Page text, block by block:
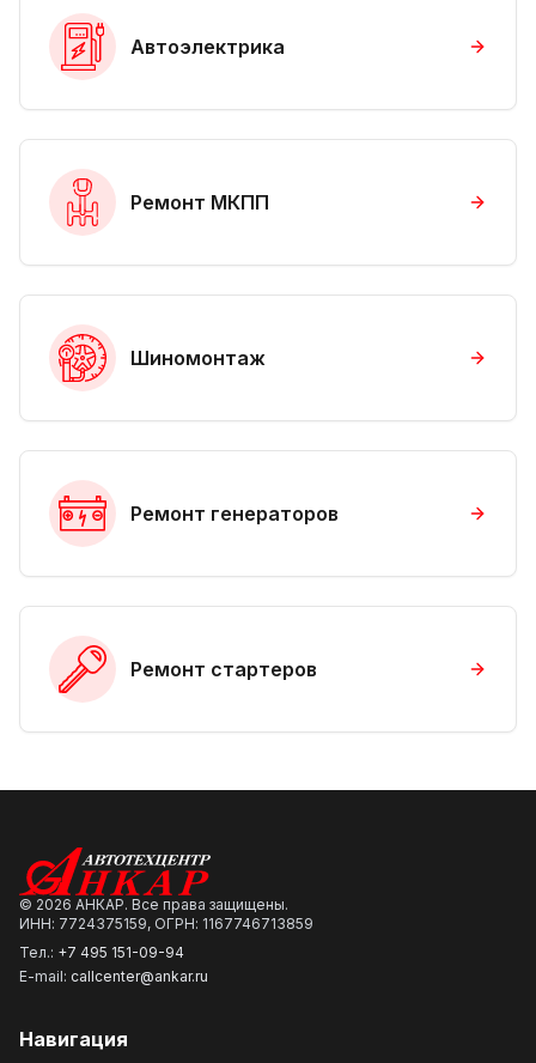
Автоэлектрика
Ремонт МКПП
Шиномонтаж
Ремонт генераторов
Ремонт стартеров
© 2026 АНКАР. Все права защищены.
ИНН: 7724375159, ОГРН: 1167746713859
Тел.: +7 495 151-09-94
E-mail: callcenter@ankar.ru
Навигация